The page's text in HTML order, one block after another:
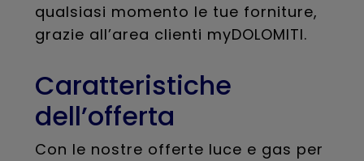
qualsiasi momento le tue forniture,
grazie all’area clienti myDOLOMITI.
Caratteristiche
dell’offerta
Con le nostre offerte luce e gas per